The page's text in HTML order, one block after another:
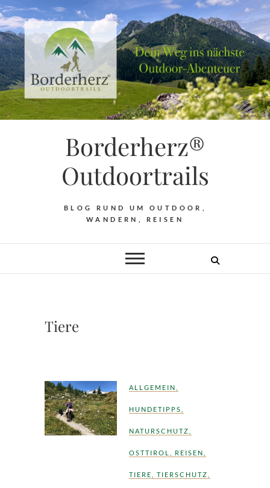
Borderherz®
Outdoortrails
BLOG RUND UM OUTDOOR,
WANDERN, REISEN
Tiere
ALLGEMEIN
HUNDETIPPS
NATURSCHUTZ
OSTTIROL REISEN
TIERE TIERSCHUTZ